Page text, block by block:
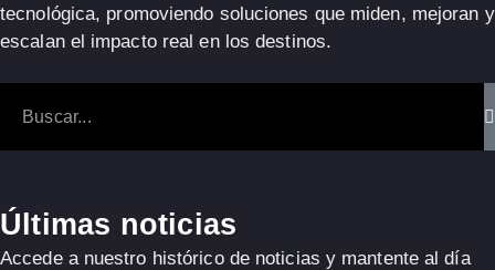
tecnológica, promoviendo soluciones que miden, mejoran y
escalan el impacto real en los destinos.
Últimas noticias
Accede a nuestro histórico de noticias y mantente al día